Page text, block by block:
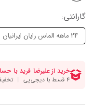
گارانتی:
24 ماهه الماس رایان ایرانیان